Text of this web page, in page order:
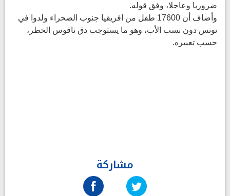
ضروريا وعاجلا، وفق قوله.
وأضاف أن 17600 طفل من افريقيا جنوب الصحراء ولدوا في
تونس دون نسب الأب، وهو ما يستوجب دق ناقوس الخطر،
حسب تعبيره.
مشاركة